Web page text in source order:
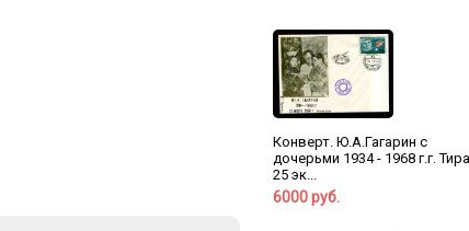
Конверт. Ю.А.Гагарин с
дочерьми 1934 - 1968 г.г.
25 эк...
6000 руб.